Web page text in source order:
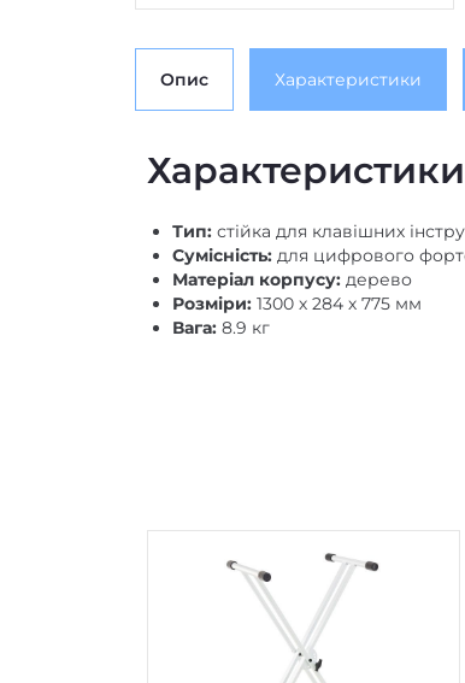
Опис Характеристики
Тип: стійка для клавішних
Сумісність: для цифрового
Матеріал корпусу: дерево
Розміри: 1300 х 284 х 775 мм
Вага: 8.9 кг